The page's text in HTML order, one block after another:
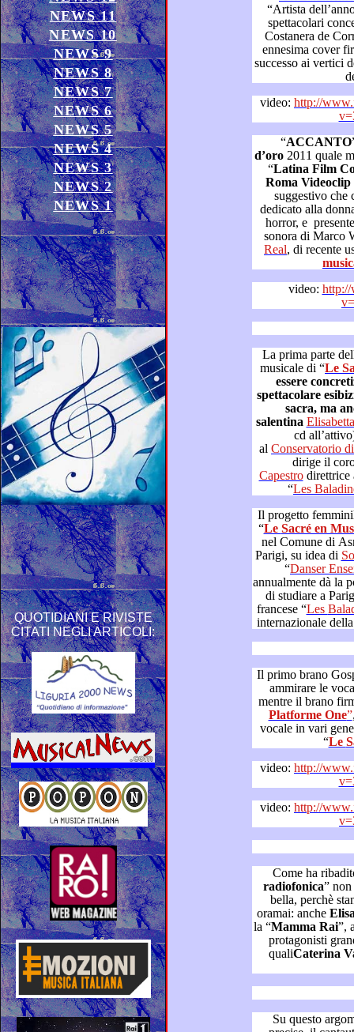
NEWS 11
NEWS 10
NEWS 9
NEWS 8
NEWS 7
NEWS 6
NEWS 5
NEWS 4
NEWS 3
NEWS 2
NEWS 1
QUOTIDIANI E RIVISTE
CITATI NEGLI ARTICOLI:
“Artista dell’anno” in
spettacolari concerti a “Las Terrazas
Costanera de Corrientes”, il 16 novembre scorso:
ennesima cover firmata “Simone”,
successo ai vertici delle classifiche sudamericane in 3
video: http://
“ACCANTO
d’oro2011 quale miglior canzone da film e il premio
“Latina Film
Roma Videoclip
suggestivo che chiude una splendida puntata:
dedicato alla donna sofferente
horror, e presente nei titoli di coda della colonna
sonora di Marco
Real
video: http://
La prima parte della puntata
musicale di “
essere concretizzato in
spettacolare esibizione non solo canora di musica
sacra, ma
salentina
cd all’attivo) e
al
dirige il
Capestro
“
Les
Il progetto femminile italo-
“
Le Sacré en
nel Comune di Asnières-sur-Seine, città a 2 km da
Parigi, su idea di
“
Danser
annualmente dà la possibilità anche ai ballerini italiani
di studiare a
francese “
Les
Il primo brano
ammirare le vocalità angeliche di queste artiste,
Platforme One”, ha
vocale in vari generi musicali:
“
video: http://
video: http://
Come ha
radiofonica” non
bella, perchè stanno scomparendo le belle cose
oramai: anche
la “Mamma Rai”, ai suoi esordi, invece, aveva come
protagonisti grandi artisti
qualiCaterina Valente, Louis Amstrong, Ella
Su questo